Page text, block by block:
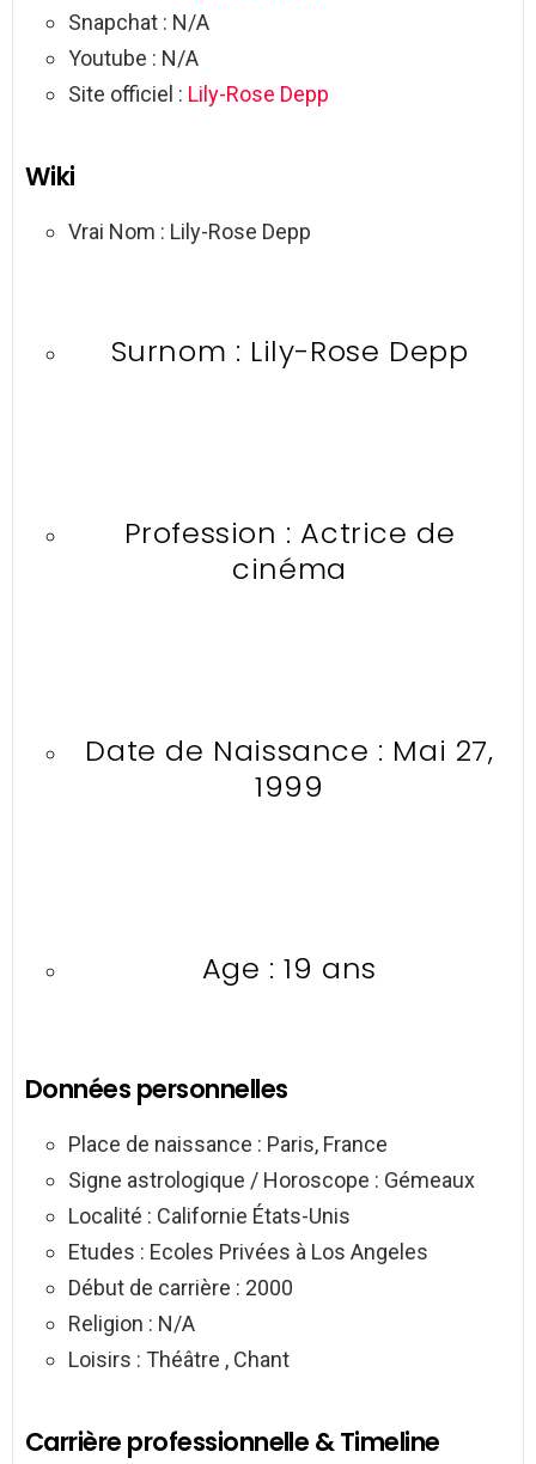
Snapchat : N/A
Youtube : N/A
Site officiel : Lily-Rose Depp
Wiki
Vrai Nom : Lily-Rose Depp
Surnom : Lily-Rose Depp
Profession : Actrice de
cinéma
Date de Naissance : Mai 27,
1999
Age : 19 ans
Données personnelles
Place de naissance : Paris, France
Signe astrologique / Horoscope : Gémeaux
Localité : Californie États-Unis
Etudes : Ecoles Privées à Los Angeles
Début de carrière : 2000
Religion : N/A
Loisirs : Théâtre , Chant
Carrière professionnelle & Timeline